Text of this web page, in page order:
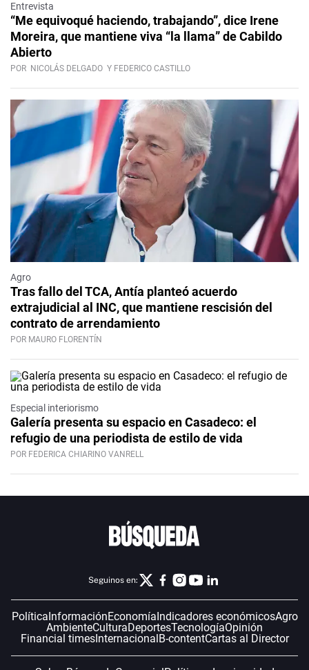
Entrevista
“Me equivoqué haciendo, trabajando”, dice Irene
Moreira, que mantiene viva “la llama” de Cabildo
Abierto
POR NICOLÁS DELGADO Y FEDERICO CASTILLO
Agro
Tras fallo del TCA, Antía planteó acuerdo
extrajudicial al INC, que mantiene rescisión del
contrato de arrendamiento
POR MAURO FLORENTÍN
Especial interiorismo
Galería presenta su espacio en Casadeco: el
refugio de una periodista de estilo de vida
POR FEDERICA CHIARINO VANRELL
Seguinos en:
PolíticaInformaciónEconomíaIndicadores económicosAgro
AmbienteCulturaDeportesTecnologíaOpinión
Financial timesInternacionalB-contentCartas al Director